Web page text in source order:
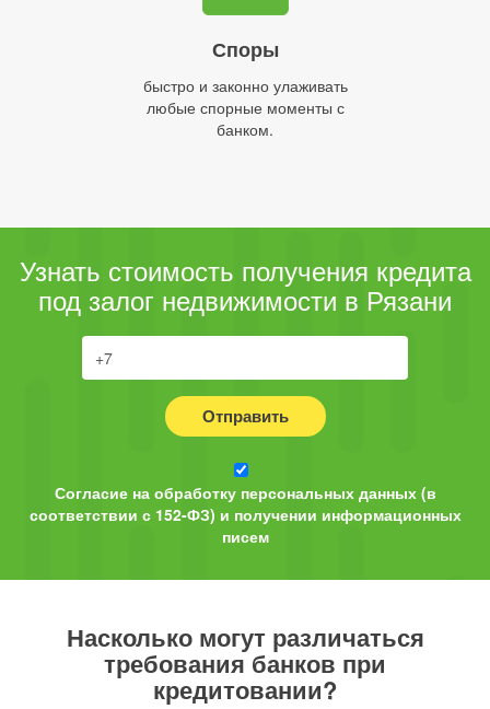
Споры
быстро и законно улаживать
любые спорные моменты с
банком.
Узнать стоимость получения кредита
под залог недвижимости в Рязани
Отправить
Согласие на обработку персональных данных (в
соответствии с 152-ФЗ) и получении информационных
писем
Насколько могут различаться
требования банков при
кредитовании?